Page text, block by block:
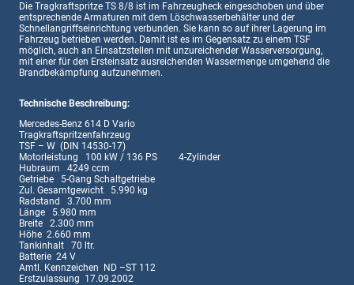
Die Tragkraftspritze TS 8/8 ist im Fahrzeugheck eingeschoben und über
entsprechende Armaturen mit dem Löschwasserbehälter und der
Schnellangriffseinrichtung verbunden. Sie kann so auf ihrer Lagerung im
Fahrzeug betrieben werden. Damit ist es im Gegensatz zu einem TSF
möglich, auch an Einsatzstellen mit unzureichender Wasserversorgung,
mit einer für den Ersteinsatz ausreichenden Wassermenge umgehend die
Brandbekämpfung aufzunehmen.
Technische Beschreibung:
Mercedes-Benz 614 D Vario
Tragkraftspritzenfahrzeug
TSF – W (DIN 14530-17)
Motorleistung 100 kW / 136 PS 4-Zylinder
Hubraum 4249 ccm
Getriebe 5-Gang Schaltgetriebe
Zul. Gesamtgewicht 5.990 kg
Radstand 3.700 mm
Länge 5.980 mm
Breite 2.300 mm
Höhe 2.660 mm
Tankinhalt 70 ltr.
Batterie 24 V
Amtl. Kennzeichen ND –ST 112
Erstzulassung 17.09.2002